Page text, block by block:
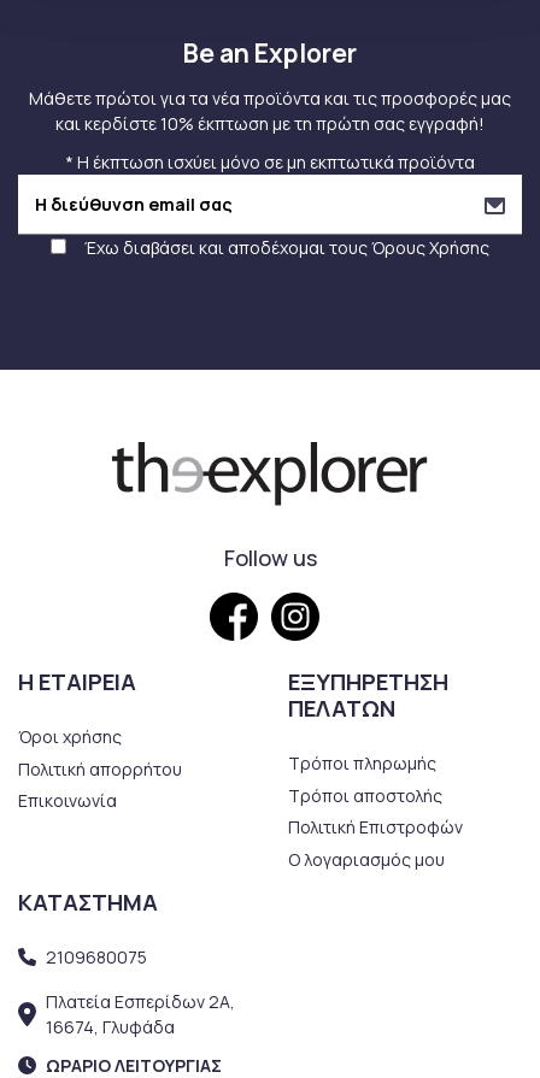
Be an Explorer
Μάθετε πρώτοι για τα νέα προϊόντα και τις προσφορές μας
και κερδίστε 10% έκπτωση με τη πρώτη σας εγγραφή!
* Η έκπτωση ισχύει μόνο σε μη εκπτωτικά προϊόντα
Έχω διαβάσει και αποδέχομαι τουςΌρους Χρήσης
Follow us
Η ΕΤΑΙΡΕΙΑ
Όροι χρήσης
Πολιτική απορρήτου
Επικοινωνία
ΕΞΥΠΗΡΕΤΗΣΗ
ΠΕΛΑΤΩΝ
Τρόποι πληρωμής
Τρόποι αποστολής
Πολιτική Επιστροφών
Ο λογαριασμός μου
ΚΑΤΑΣΤΗΜΑ
2109680075
Πλατεία Εσπερίδων 2Α,
16674, Γλυφάδα
ΩΡΑΡΙΟ ΛΕΙΤΟΥΡΓΙΑΣ